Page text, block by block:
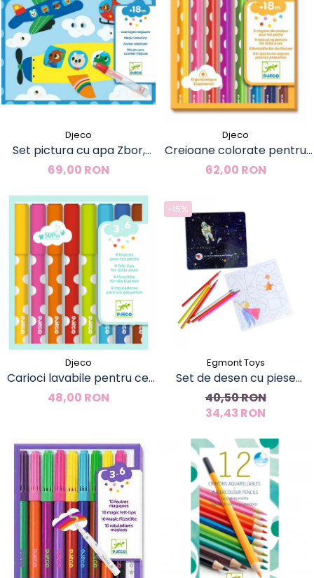
Djeco
Set pictura cu apa Zbor,
Djeco
69,00 RON
Djeco
Creioane colorate pentru
bebe, Djeco
62,00 RON
Djeco
Carioci lavabile pentru cei
mici, Djeco
48,00 RON
-15%
Egmont Toys
Set de desen cu piese
magnetice, Astronaut,
Egmont Toys
40,50 RON
34,43 RON